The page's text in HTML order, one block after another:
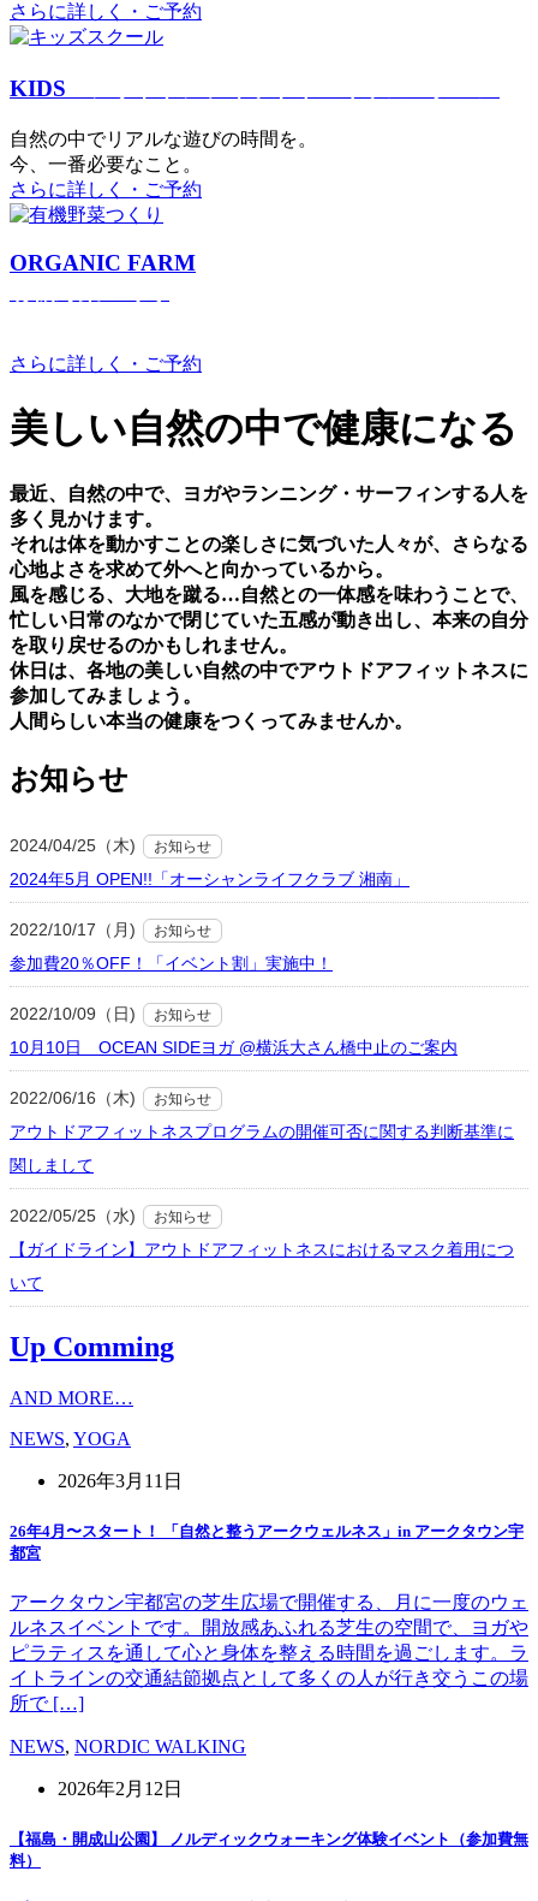
さらに詳しく・ご予約
KIDS
⾃然の中でリアルな遊びの時間を。
今、⼀番必要なこと。
さらに詳しく・ご予約
ORGANIC FARM
さらに詳しく・ご予約
美しい⾃然の中で健康になる
最近、⾃然の中で、ヨガやランニング・サーフィンする⼈を
多く⾒かけます。
それは体を動かすことの楽しさに気づいた⼈々が、さらなる
⼼地よさを求めて外へと向かっているから。
⾵を感じる、⼤地を蹴る…⾃然との⼀体感を味わうことで、
忙しい⽇常のなかで閉じていた五感が動き出し、本来の⾃分
を取り戻せるのかもしれません。
休⽇は、各地の美しい⾃然の中でアウトドアフィットネスに
参加してみましょう。
⼈間らしい本当の健康をつくってみませんか。
お知らせ
2024/04/25（木) お知らせ
2024年5月 OPEN!!「オーシャンライフクラブ 湘南」
2022/10/17（月) お知らせ
参加費20％OFF！「イベント割」実施中！
2022/10/09（日) お知らせ
10月10日 OCEAN SIDEヨガ @横浜大さん橋中止のご案内
2022/06/16（木) お知らせ
アウトドアフィットネスプログラムの開催可否に関する判断基準に
関しまして
2022/05/25（水) お知らせ
【ガイドライン】アウトドアフィットネスにおけるマスク着用につ
いて
Up Comming
AND MORE…
NEWS, YOGA
2026年3月11日
26年4月〜スタート！ 「自然と整うアークウェルネス」in アークタウン宇
都宮
アークタウン宇都宮の芝生広場で開催する、月に一度のウェ
ルネスイベントです。開放感あふれる芝生の空間で、ヨガや
ピラティスを通して心と身体を整える時間を過ごします。ラ
イトラインの交通結節拠点として多くの人が行き交うこの場
所で […]
NEWS, NORDIC WALKING
2026年2月12日
【福島・開成山公園】 ノルディックウォーキング体験イベント（参加費無
料）